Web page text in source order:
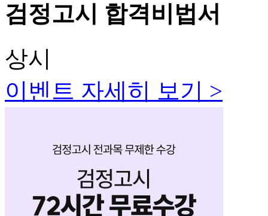
검정고시 합격비법서
상시
이벤트 자세히 보기 >